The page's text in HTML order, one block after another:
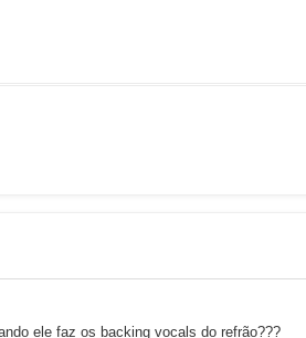
ele faz os backing vocals do refrão???